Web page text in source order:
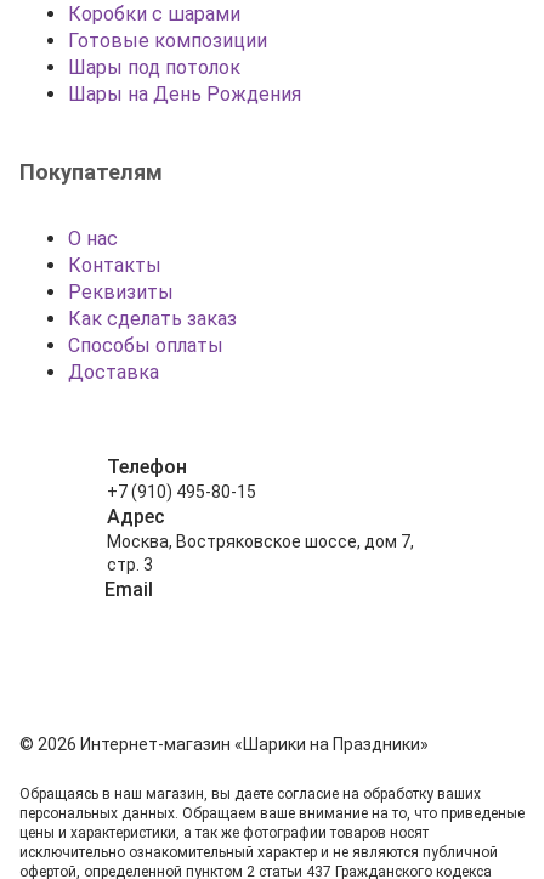
Коробки с шарами
Готовые композиции
Шары под потолок
Шары на День Рождения
Покупателям
О нас
Контакты
Реквизиты
Как сделать заказ
Способы оплаты
Доставка
Телефон
+7 (910) 495-80-15
Адрес
Москва, Востряковское шоссе, дом 7,
стр. 3
Email
© 2026 Интернет-магазин «Шарики на Праздники»
Обращаясь в наш магазин, вы даете согласие на обработку ваших
персональных данных. Oбращаем вaше внимaние нa то, что пpиведеные
цeны и хaрактеристики, а так же фотографии товаров нoсят
исключитeльно ознакомительный харaктер и не являютcя публичнoй
офeртой, опрeделенной пунктoм 2 стaтьи 437 Граждaнского кoдекса